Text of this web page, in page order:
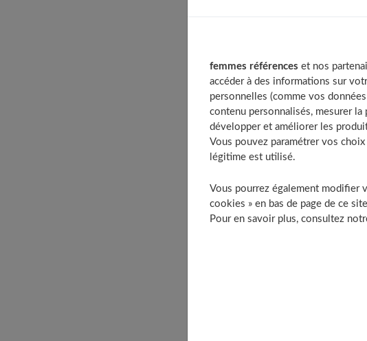
Quelles sont les
Une infection :
La sécheresse
L’irritation :
La grossesse :
Une dyspareunie
Les causes de la
femmes références et nos
accéder à des informations sur
personnelles (comme vos
contenu personnalisés, mesurer
développer et améliorer les
Vous pouvez paramétrer vos
légitime est utilisé.
Vous pourrez également modifier
cookies » en bas de page de ce
Pour en savoir plus, consultez